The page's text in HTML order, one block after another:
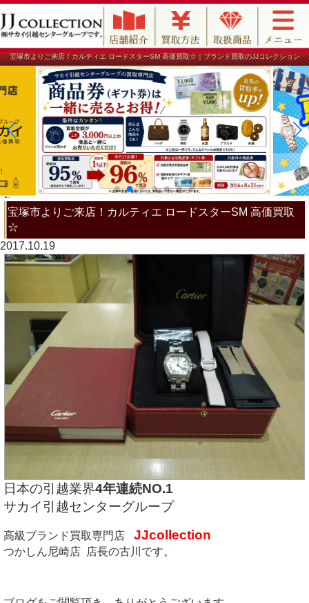
宝塚市よりご来店！カルティエ ロードスターSM 高価買取☆｜ブランド買取のJJコレクション
宝塚市よりご来店！カルティエ ロードスターSM 高価買取
☆
2017.10.19
日本の引越業界4年連続NO.1
サカイ引越センターグループ
高級ブランド買取専門店 JJcollection
つかしん尼崎店 店長の古川です。